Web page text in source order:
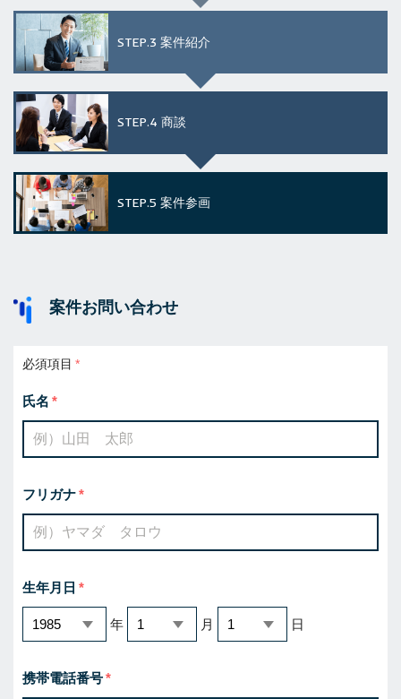
STEP.3 案件紹介
STEP.4 商談
STEP.5 案件参画
案件お問い合わせ
必須項目
氏名
フリガナ
生年月日
年 月 日
携帯電話番号